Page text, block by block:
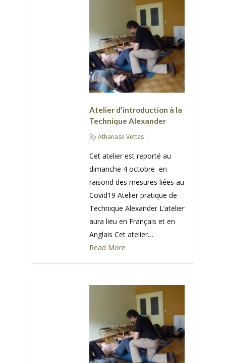
Atelier d’introduction à la
Technique Alexander
ByAthanase Vettas
Cet atelier est reporté au
dimanche 4 octobre en
raisond des mesures liées au
Covid19 Atelier pratique de
Technique Alexander L’atelier
aura lieu en Français et en
Anglais Cet atelier…
Read More